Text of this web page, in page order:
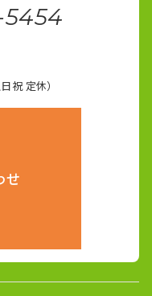
祝 定休）
せ